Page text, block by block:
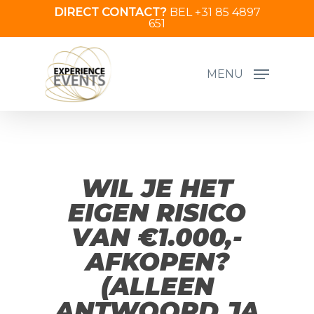
content
DIRECT CONTACT?BEL +31 85 4897
651
MENU
WIL JE HET
EIGEN RISICO
VAN €1.000,-
AFKOPEN?
(ALLEEN